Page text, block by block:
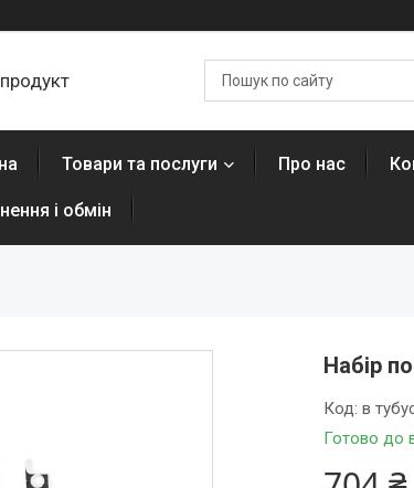
Товари та послуги Про нас
і обмін
Набір
Готово до
Код:в